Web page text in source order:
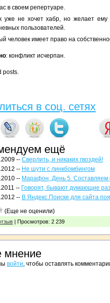
в своем репертуаре.
уже не хочет хабр, но желает ему
пользователей.
человек имеет право на
: конфликт исчерпан.
posts.
в соц. сетях
ещё
-- Сверлить, и никаких гвоздей!
-- Не шути с линкбомбингом
-- Марафон, День 5. Составляем
-- Говорят, бывают думающие
-- В Яндекс.Поиске для сайта
(Еще не оценили)
| Просмотров: 2 239
мнение
войти, чтобы оставлять